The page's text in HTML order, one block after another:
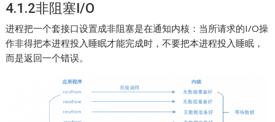
4.1.2非阻塞I/O
进程把一个套接口设置成非阻塞是在通知内核：当所请求的I/O操
作非得把本进程投入睡眠才能完成时，不要把本进程投入睡眠，
而是返回一个错误。